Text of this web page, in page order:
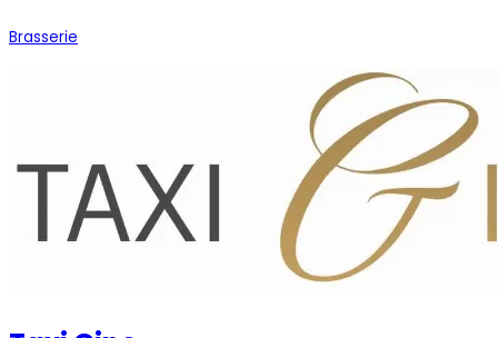
Brasserie